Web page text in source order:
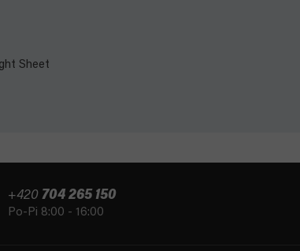
Sheet
+420 704 265 150
Po-Pi 8:00 - 16:00